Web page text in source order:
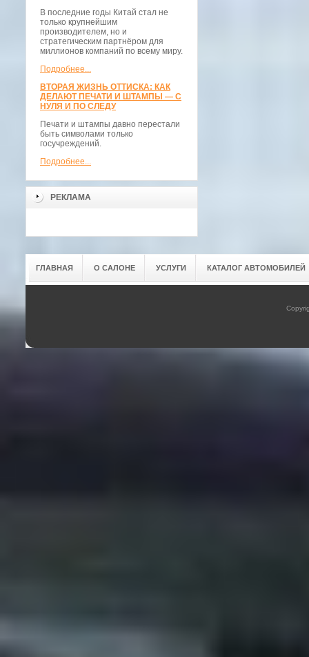
В последние годы Китай стал не
только крупнейшим
производителем, но и
стратегическим партнёром для
миллионов компаний по всему миру.
Подробнее...
ВТОРАЯ ЖИЗНЬ ОТТИСКА: КАК
ДЕЛАЮТ ПЕЧАТИ И ШТАМПЫ — С
НУЛЯ И ПО СЛЕДУ
Печати и штампы давно перестали
быть символами только
госучреждений.
Подробнее...
РЕКЛАМА
ГЛАВНАЯ О САЛОНЕ УСЛУГИ КАТАЛОГ АВТОМОБИЛЕЙ